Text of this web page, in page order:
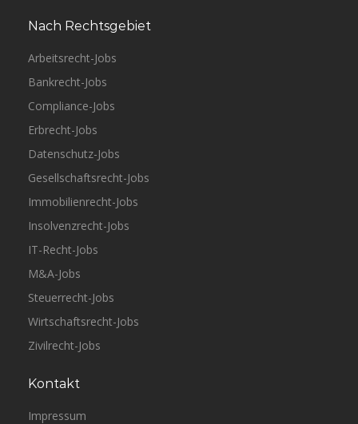
Nach Rechtsgebiet
Arbeitsrecht-Jobs
Bankrecht-Jobs
Compliance-Jobs
Erbrecht-Jobs
Datenschutz-Jobs
Gesellschaftsrecht-Jobs
Immobilienrecht-Jobs
Insolvenzrecht-Jobs
IT-Recht-Jobs
M&A-Jobs
Steuerrecht-Jobs
Wirtschaftsrecht-Jobs
Zivilrecht-Jobs
Kontakt
Impressum